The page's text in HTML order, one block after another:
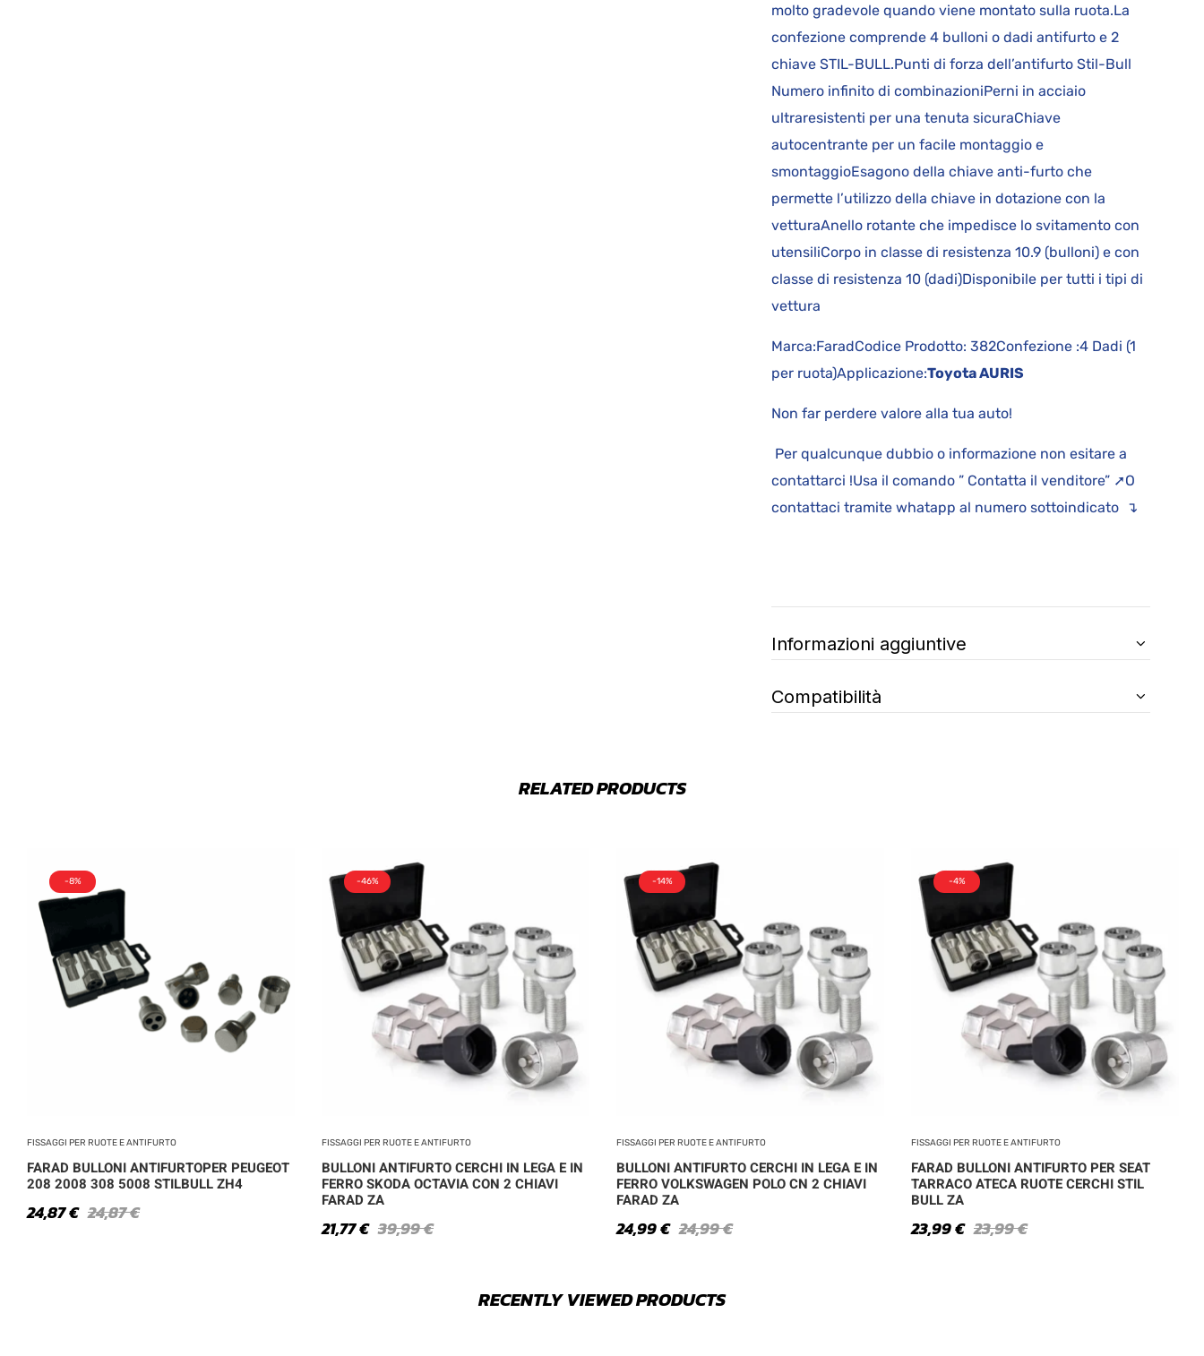
molto gradevole quando viene montato sulla ruota.La
confezione comprende 4 bulloni o dadi antifurto e 2
chiave STIL-BULL.Punti di forza dell’antifurto Stil-Bull
Numero infinito di combinazioniPerni in acciaio
ultraresistenti per una tenuta sicuraChiave
autocentrante per un facile montaggio e
smontaggioEsagono della chiave anti-furto che
permette l’utilizzo della chiave in dotazione con la
vetturaAnello rotante che impedisce lo svitamento con
utensiliCorpo in classe di resistenza 10.9 (bulloni) e con
classe di resistenza 10 (dadi)Disponibile per tutti i tipi di
vettura
Marca:FaradCodice Prodotto: 382Confezione :4 Dadi (1
per ruota)Applicazione:Toyota AURIS
Non far perdere valore alla tua auto!
Per qualcunque dubbio o informazione non esitare a
contattarci !Usa il comando ” Contatta il venditore” ➚O
contattaci tramite whatapp al numero sottoindicato ↴
Informazioni aggiuntive
Compatibilità
RELATED PRODUCTS
-8%
FISSAGGI PER RUOTE E ANTIFURTO
FARAD BULLONI ANTIFURTOPER PEUGEOT
208 2008 308 5008 STILBULL ZH4
24,87€
24,87€
-46%
FISSAGGI PER RUOTE E ANTIFURTO
BULLONI ANTIFURTO CERCHI IN LEGA E IN
FERRO SKODA OCTAVIA CON 2 CHIAVI
FARAD ZA
39,99€
21,77€
-14%
FISSAGGI PER RUOTE E ANTIFURTO
BULLONI ANTIFURTO CERCHI IN LEGA E IN
FERRO VOLKSWAGEN POLO CN 2 CHIAVI
FARAD ZA
24,99€
24,99€
-4%
FISSAGGI PER RUOTE E ANTIFURTO
FARAD BULLONI ANTIFURTO PER SEAT
TARRACO ATECA RUOTE CERCHI STIL
BULL ZA
23,99€
23,99€
RECENTLY VIEWED PRODUCTS